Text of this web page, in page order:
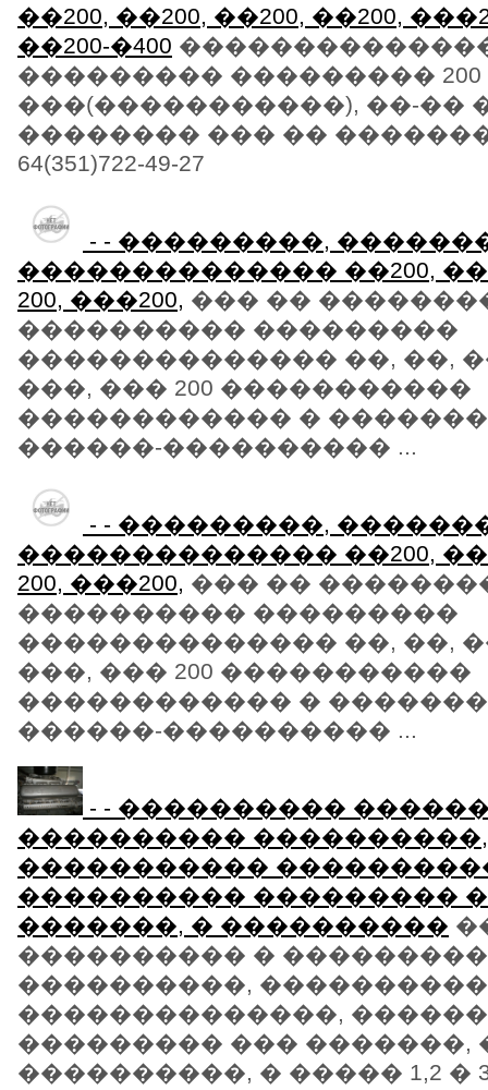
��200, ��200, ��200, ��200,
��200-�400
��������� ��������� 200
���(�����������), ��-��
�������� ��� ��
64(351)722-49-27
- - ���������,
�������������� ��200,
200, ���200, ��� ��
���������� ���������
�������������� ��, ��,
���, ��� 200 �����������
������������ �
������-���������� ...
- - ���������,
�������������� ��200,
200, ���200, ��� ��
���������� ���������
�������������� ��, ��,
���, ��� 200 �����������
������������ �
������-���������� ...
- - ����������
���������� ����������,
�����������
���������� ���������
�������, � ����������
���������� �
����������,
��������������,
��������� ��� �������,
����������, � ����� 1,2 �